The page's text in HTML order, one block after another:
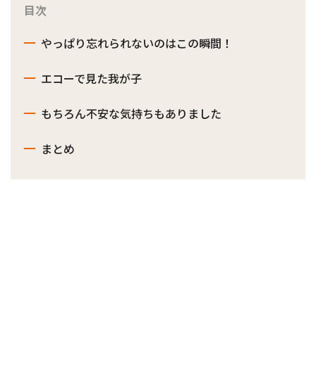
目次
やっぱり忘れられないのはこの瞬間！
エコーで見た我が子
もちろん不安な気持ちもありました
まとめ